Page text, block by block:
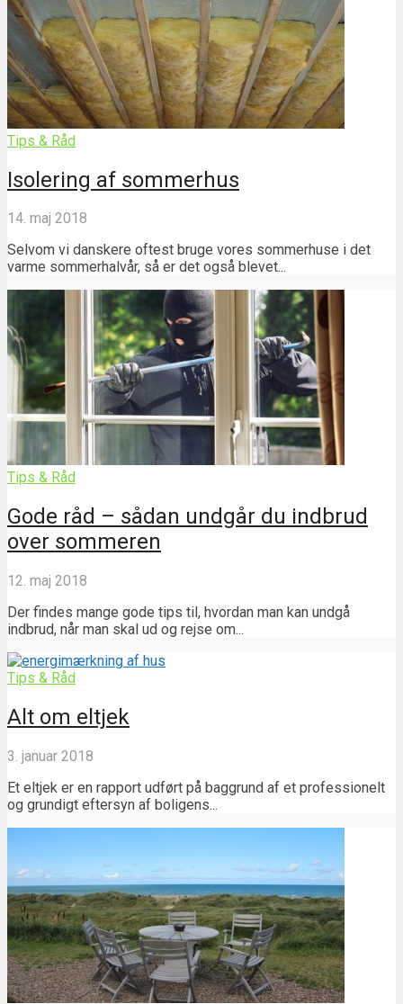
Tips & Råd
Isolering af sommerhus
14. maj 2018
Selvom vi danskere oftest bruge vores sommerhuse i det
varme sommerhalvår, så er det også blevet...
Tips & Råd
Gode råd – sådan undgår du indbrud
over sommeren
12. maj 2018
Der findes mange gode tips til, hvordan man kan undgå
indbrud, når man skal ud og rejse om...
Tips & Råd
Alt om eltjek
3. januar 2018
Et eltjek er en rapport udført på baggrund af et professionelt
og grundigt eftersyn af boligens...